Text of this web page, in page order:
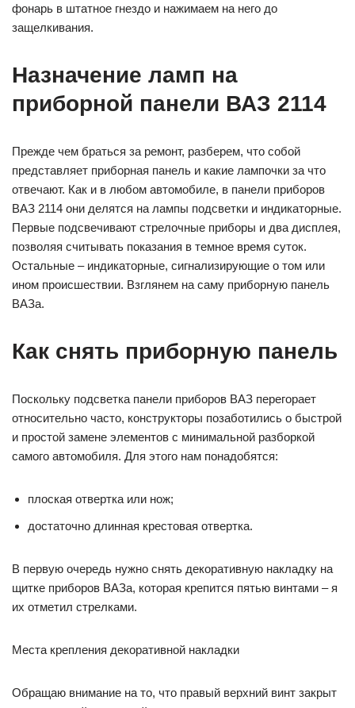
фонарь в штатное гнездо и нажимаем на него до
защелкивания.
Назначение ламп на
приборной панели ВАЗ 2114
Прежде чем браться за ремонт, разберем, что собой
представляет приборная панель и какие лампочки за что
отвечают. Как и в любом автомобиле, в панели приборов
ВАЗ 2114 они делятся на лампы подсветки и индикаторные.
Первые подсвечивают стрелочные приборы и два дисплея,
позволяя считывать показания в темное время суток.
Остальные – индикаторные, сигнализирующие о том или
ином происшествии. Взглянем на саму приборную панель
ВАЗа.
Как снять приборную панель
Поскольку подсветка панели приборов ВАЗ перегорает
относительно часто, конструкторы позаботились о быстрой
и простой замене элементов с минимальной разборкой
самого автомобиля. Для этого нам понадобятся:
плоская отвертка или нож;
достаточно длинная крестовая отвертка.
В первую очередь нужно снять декоративную накладку на
щитке приборов ВАЗа, которая крепится пятью винтами – я
их отметил стрелками.
Места крепления декоративной накладки
Обращаю внимание на то, что правый верхний винт закрыт